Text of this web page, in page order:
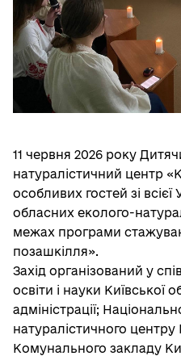
11 червня 2026 року
натуралістичний центр
особливих гостей зі
обласних еколого-
межах програми
позашкілля».
Захід організований у
освіти і науки Київської
адміністрації;
натуралістичного
Комунального закладу